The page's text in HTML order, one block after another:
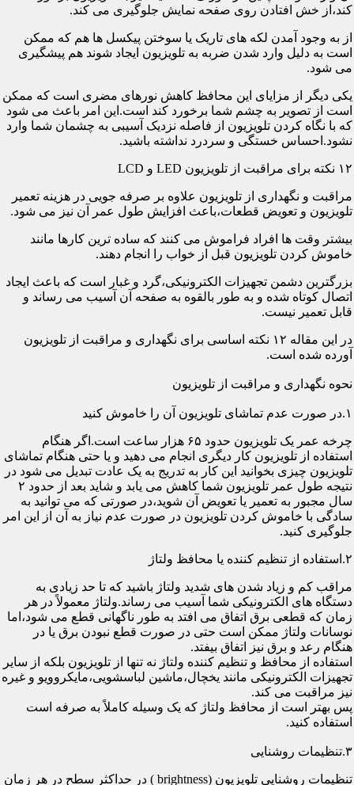
کند،از خش افتادن روی صفحه نمایش جلوگیری می کند.
از به وجود آمدن لکه های تاریک یا سوختن پیکسل ها هم که ممکن
است به دلیل وارد شدن ضربه به تلویزیون ایجاد شوند هم پیشگیری
می شود.
یکی دیگر از مزایای این محافظ کاهش نورهای مضری است که ممکن
است از تصویر به چشم شما برخورد کند است.این امر باعث می شود
که با نگاه کردن تلویزیون از فاصله نزدیک آسیبی به چشمان شما وارد
نشود.احساس خستگی و سردرد نداشته باشید.
۱۲ نکته برای مراقبت از تلویزیون LED و LCD
مراقبت و نگهداری از تلویزیون علاوه بر صرفه جویی در هزینه تعمیر
تلویزیون و تعویض قطعات،باعث افزایش طول عمر آن نیز می شود.
بیشتر وقت ها افراد فراموش می کنند که ساده ترین کارها مانند
خاموش کردن تلویزیون قبل از خواب را انجام دهند.
بزرگترین دشمن تجهیزات الکترونیکی،گرد و غبار است که باعث ایجاد
اتصال کوتاه شده و به طور بالقوه به صفحه آن آسیب می رساند و
قابل تعمیر نیست.
در این مقاله ۱۲ نکته اساسی برای نگهداری و مراقبت از تلویزیون
آورده شده است.
نحوه نگهداری و مراقبت از تلویزیون
۱.در صورت عدم تماشای تلویزیون آن را خاموش کنید
چرخه عمر یک تلویزیون حدود ۶۵ هزار ساعت است.اگر هنگام
استفاده از تلویزیون کار دیگری انجام می دهید و یا حتی هنگام تماشای
تلویزیون چیزی بخوانید این کار به تدریج به یک عادت تبدیل می شود در
نتیجه طول عمر تلویزیون شما کاهش می یابد و شاید بعد از حدود ۲
سال مجبور به تعمیر یا تعویض آن شوید،در صورتی که می توانید به
سادگی با خاموش کردن تلویزیون در صورت عدم نیاز به آن از این امر
جلوگیری کنید.
۲.استفاده از تنظیم کننده یا محافظ ولتاژ
مراقب کم و زیاد شدن های شدید ولتاژ باشید که تا حد زیادی به
دستگاه های الکترونیکی شما آسیب می رساند.ولتاژ معمولاً در هر
زمان که قطعی برق اتفاق می افتد به طور ناگهانی قطع می شود،اما
نوسانات ولتاژ ممکن است حتی در صورت قطع نبودن برق یا در
هنگام رعد و برق نیز اتفاق بیفتد.
استفاده از محافظ و تنظیم کننده ولتاژ نه تنها از تلویزیون بلکه از سایر
تجهیزات الکترونیکی مانند یخچال،ماشین لباسشویی،مایکروویو و غیره
نیز مراقبت می کند.
پس بهتر است از محافظ ولتاژ که یک وسیله کاملاً به صرفه است
استفاده کنید.
۳.تنظیمات روشنایی
تنظیمات روشنایی تلویزیون (brightness ) در حداکثر سطح در هر زمان